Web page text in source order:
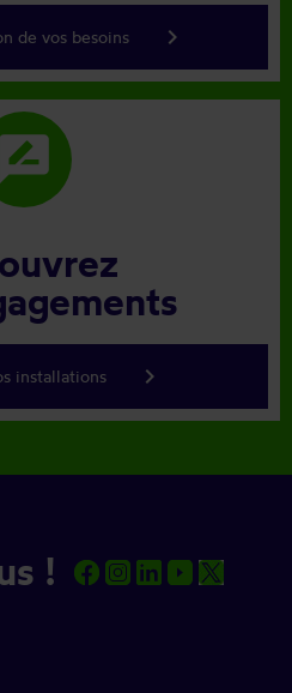
de vos besoins keyboard_arrow_right
rate_review
installations keyboard_arrow_right
!